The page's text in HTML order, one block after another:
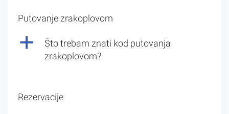
Putovanje zrakoplovom
a
Što trebam znati kod putovanja
zrakoplovom?
Rezervacije